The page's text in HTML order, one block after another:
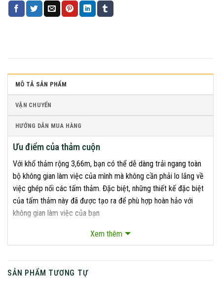
MÔ TẢ SẢN PHẨM
VẬN CHUYỂN
HƯỚNG DẪN MUA HÀNG
Ưu điểm của thảm cuộn
Với khổ thảm rộng 3,66m, bạn có thể dễ dàng trải ngang toàn
bộ không gian làm việc của mình mà không cần phải lo lắng về
việc ghép nối các tấm thảm. Đặc biệt, những thiết kế đặc biệt
của tấm thảm này đã được tạo ra để phù hợp hoàn hảo với
không gian làm việc của bạn
Xem thêm
SẢN PHẨM TƯƠNG TỰ